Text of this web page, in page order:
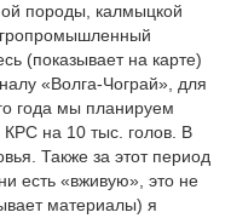
породы, калмыцкой
(показывает на карте)
«Волга-Чограй», для
года мы планируем
на 10 тыс. голов. В
Также за этот период
есть «вживую», это не
материалы) я